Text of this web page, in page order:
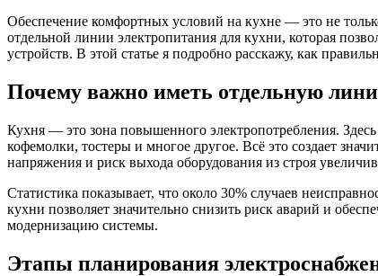
Обеспечение комфортных условий на кухне — это не
отдельной линии электропитания для кухни, которая
устройств. В этой статье я подробно расскажу, как
Почему важно иметь отдельную
Кухня — это зона повышенного электропотребления.
кофемолки, тостеры и многое другое. Всё это создает
напряжения и риск выхода оборудования из строя
Статистика показывает, что около 30% случаев
кухни позволяет значительно снизить риск аварий и
модернизацию системы.
Этапы планирования